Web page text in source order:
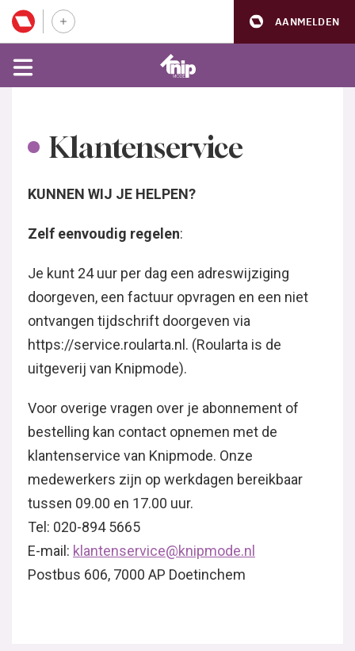
AANMELDEN
Klantenservice
KUNNEN WIJ JE HELPEN?
Zelf eenvoudig regelen:
Je kunt 24 uur per dag een adreswijziging
doorgeven, een factuur opvragen en een niet
ontvangen tijdschrift doorgeven via
https://service.roularta.nl. (Roularta is de
uitgeverij van Knipmode).
Voor overige vragen over je abonnement of
bestelling kan contact opnemen met de
klantenservice van Knipmode. Onze
medewerkers zijn op werkdagen bereikbaar
tussen 09.00 en 17.00 uur.
Tel: 020-894 5665
E-mail: klantenservice@knipmode.nl
Postbus 606, 7000 AP Doetinchem